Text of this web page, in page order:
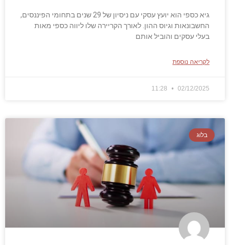
גיא כספי הוא יועץ עסקי עם ניסיון של 29 שנים בתחומי הפיננסים,
החשבונאות וגיוס ההון. לאורך הקריירה שלו ליווה כספי מאות
בעלי עסקים והוביל אותם
לקריאה נוספת
02/12/2025
בלוג